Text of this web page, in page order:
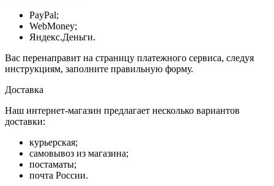
PayPal;
WebMoney;
Яндекс.Деньги.
Вас перенаправит на страницу платежного сервиса, следуя
инструкциям, заполните правильную форму.
Доставка
Наш интернет-магазин предлагает несколько вариантов
доставки:
курьерская;
самовывоз из магазина;
постаматы;
почта России.